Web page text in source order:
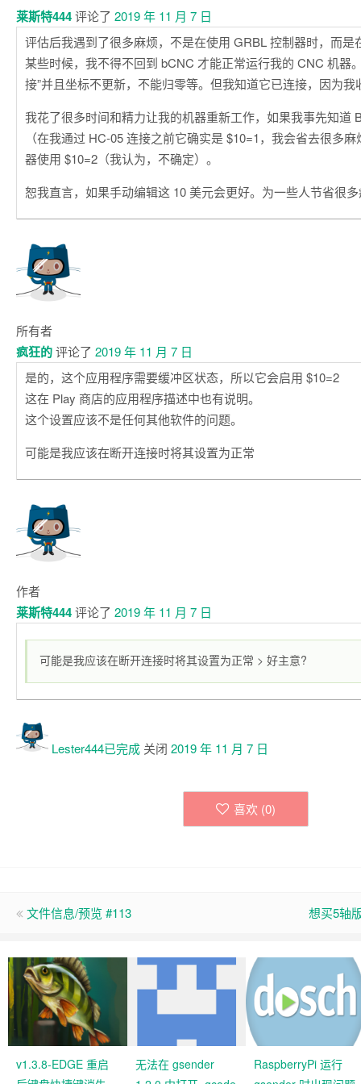
莱斯特444评论了 2019 年 11 月 7 日
评估后我遇到了很多麻烦，不是在使用 GRBL 控制器时，而是
某些时候，我不得不回到 bCNC 才能正常运行我的 CNC 机器
接”并且坐标不更新，不能归零等。但我知道它已连接，因为我
我花了很多时间和精力让我的机器重新工作，如果我事先知道
（在我通过 HC-05 连接之前它确实是 $10=1，我会省去很多
器使用 $10=2（我认为，不确定）。
恕我直言，如果手动编辑这 10 美元会更好。为一些人节省很
所有者
疯狂的评论了 2019 年 11 月 7 日
是的，这个应用程序需要缓冲区状态，所以它会启用 $10=2
这在 Play 商店的应用程序描述中也有说明。
这个设置应该不是任何其他软件的问题。
可能是我应该在断开连接时将其设置为正常
作者
莱斯特444评论了 2019 年 11 月 7 日
可能是我应该在断开连接时将其设置为正常 > 好主意?
Lester444已完成 关闭 2019 年 11 月 7 日
喜欢 (0)
文件信息/预览 #113 想买5轴
v1.3.8-EDGE 重启
无法在 gsender
RaspberryPi 运行